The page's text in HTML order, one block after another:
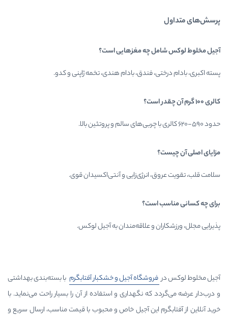
مغزهایی است؟
بادام هندی، تخمه ژاپنی و کدو.
و آنتی‌اکسیدان قوی.
علاقه‌مندان به آجیل لوکس.
آجیل و خشکبار آفتابگرمبا بسته‌بندی بهداشتی
و استفاده از آن را بسیار راحت می‌نماید. با
آجیل خاص و محبوب با قیمت مناسب، ارسال سریع و